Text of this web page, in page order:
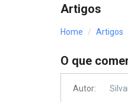
Processos - IBDFAM
Artigos
Home Artigos
O que
Autor: